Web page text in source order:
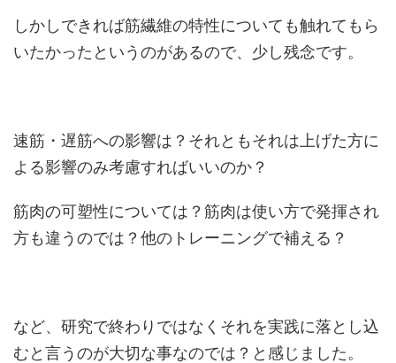
しかしできれば筋繊維の特性についても触れてもら
いたかったというのがあるので、少し残念です。
速筋・遅筋への影響は？それともそれは上げた方に
よる影響のみ考慮すればいいのか？
筋肉の可塑性については？筋肉は使い方で発揮され
方も違うのでは？他のトレーニングで補える？
など、研究で終わりではなくそれを実践に落とし込
むと言うのが大切な事なのでは？と感じました。